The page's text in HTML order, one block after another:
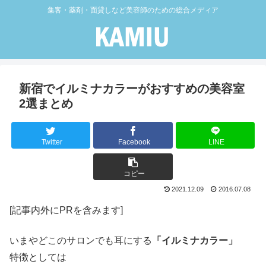
集客・薬剤・面貸しなど美容師のための総合メディア
新宿でイルミナカラーがおすすめの美容室
2選まとめ
Twitter Facebook LINE
コピー
2021.12.09 2016.07.08
[記事内外にPRを含みます]
いまやどこのサロンでも耳にする
「イルミナカラー」
特徴としては